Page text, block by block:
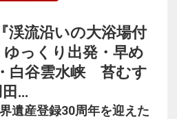
渓流沿いの大浴場付
っくり出発・早め
白谷雲水峡 苔むす
…
遺産登録30周年を迎えた